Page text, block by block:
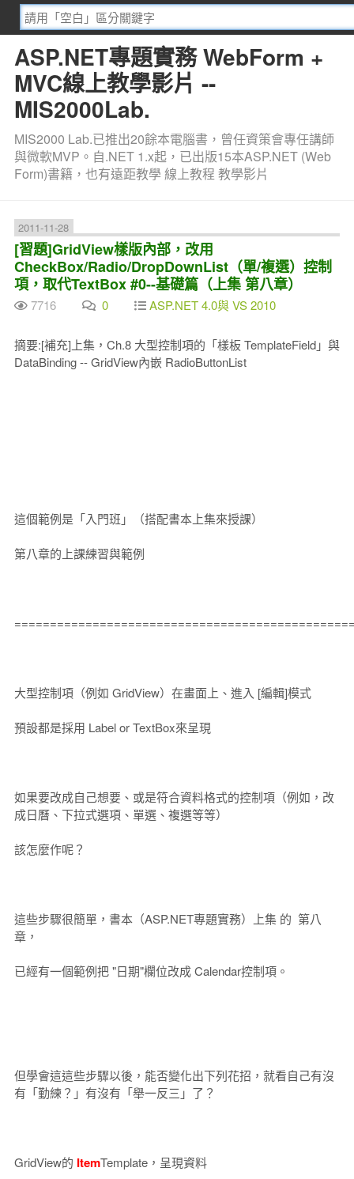
ASP.NET專題實務 WebForm +
MVC線上教學影片 --
MIS2000Lab.
MIS2000 Lab.已推出20餘本電腦書，曾任資策會專任講師
與微軟MVP。自.NET 1.x起，已出版15本ASP.NET (Web
Form)書籍，也有遠距教學 線上教程 教學影片
2011-11-28
[習題]GridView樣版內部，改用
CheckBox/Radio/DropDownList（單/複選）控制
項，取代TextBox #0--基礎篇（上集 第八章）
7716 0 ASP.NET 4.0與 VS 2010
摘要:[補充]上集，Ch.8 大型控制項的「樣板 TemplateField」與
DataBinding -- GridView內嵌 RadioButtonList
這個範例是「入門班」（搭配書本上集來授課）
第八章的上課練習與範例
大型控制項（例如 GridView）在畫面上、進入 [編輯]模式
預設都是採用 Label or TextBox來呈現
如果要改成自己想要、或是符合資料格式的控制項（例如，改
成日曆、下拉式選項、單選、複選等等）
該怎麼作呢？
這些步驟很簡單，書本（ASP.NET專題實務）上集 的 第八
章，
已經有一個範例把 "日期"欄位改成 Calendar控制項。
但學會這這些步驟以後，能否變化出下列花招，就看自己有沒
有「勤練？」有沒有「舉一反三」了？
GridView的 ItemTemplate，呈現資料